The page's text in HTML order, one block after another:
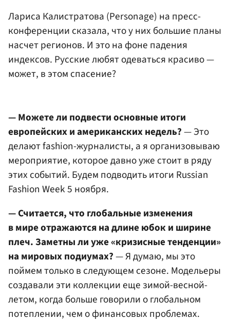
Лариса Калистратова (Personage) на пресс-
конференции сказала, что у них большие планы
насчет регионов. И это на фоне падения
индексов. Русские любят одеваться красиво —
может, в этом спасение?
— Можете ли подвести основные итоги
европейских и американских недель?— Это
делают fashion-журналисты, а я организовываю
мероприятие, которое давно уже стоит в ряду
этих событий. Будем подводить итоги Russian
Fashion Week 5 ноября.
— Считается, что глобальные изменения
в мире отражаются на длине юбок и ширине
плеч. Заметны ли уже «кризисные тенденции»
на мировых подиумах?— Я думаю, мы это
поймем только в следующем сезоне. Модельеры
создавали эти коллекции еще зимой-весной-
летом, когда больше говорили о глобальном
потеплении, чем о финансовых проблемах.